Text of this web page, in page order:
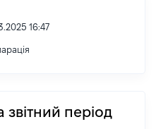
16:47
звітний період